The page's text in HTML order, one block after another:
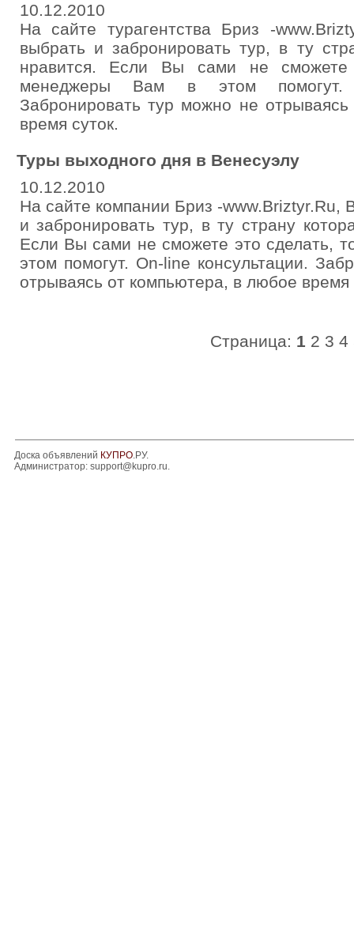
10.12.2010
На сайте турагентства Бриз -
выбрать и забронировать тур, в ту
нравится. Если Вы сами не
менеджеры Вам в этом помогут.
Забронировать тур можно не
время суток.
Туры выходного дня в Венесуэлу
10.12.2010
На сайте компании Бриз -www.Briztyr.Ru,
и забронировать тур, в ту страну
Если Вы сами не сможете это сделать,
этом помогут. On-line консультации.
отрываясь от компьютера, в любое время
Страница: 1 2 3 4
Доска объявлений КУПРО.РУ.
Администратор: support@kupro.ru.